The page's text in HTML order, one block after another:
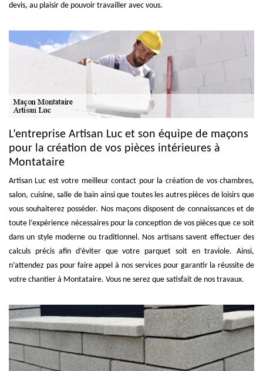
devis, au plaisir de pouvoir travailler avec vous.
L’entreprise Artisan Luc et son équipe de maçons
pour la création de vos pièces intérieures à
Montataire
Artisan Luc est votre meilleur contact pour la création de vos chambres,
salon, cuisine, salle de bain ainsi que toutes les autres pièces de loisirs que
vous souhaiterez posséder. Nos maçons disposent de connaissances et de
toute l’expérience nécessaires pour la conception de vos pièces que ce soit
dans un style moderne ou traditionnel. Nos artisans savent effectuer des
calculs précis afin d’éviter que votre parquet soit en traviole. Ainsi,
n’attendez pas pour faire appel à nos services pour garantir la réussite de
votre chantier à Montataire. Vous ne serez que satisfait de nos travaux.